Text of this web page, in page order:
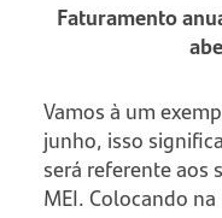
Faturamento
Vamos à um
junho, isso
será referente aos
MEI. Colocando